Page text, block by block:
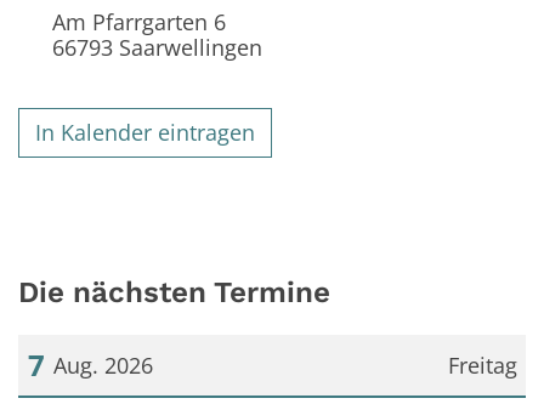
Am Pfarrgarten 6
66793Saarwellingen
In Kalender eintragen
Die nächsten Termine
Freitag
7 Aug. 2026